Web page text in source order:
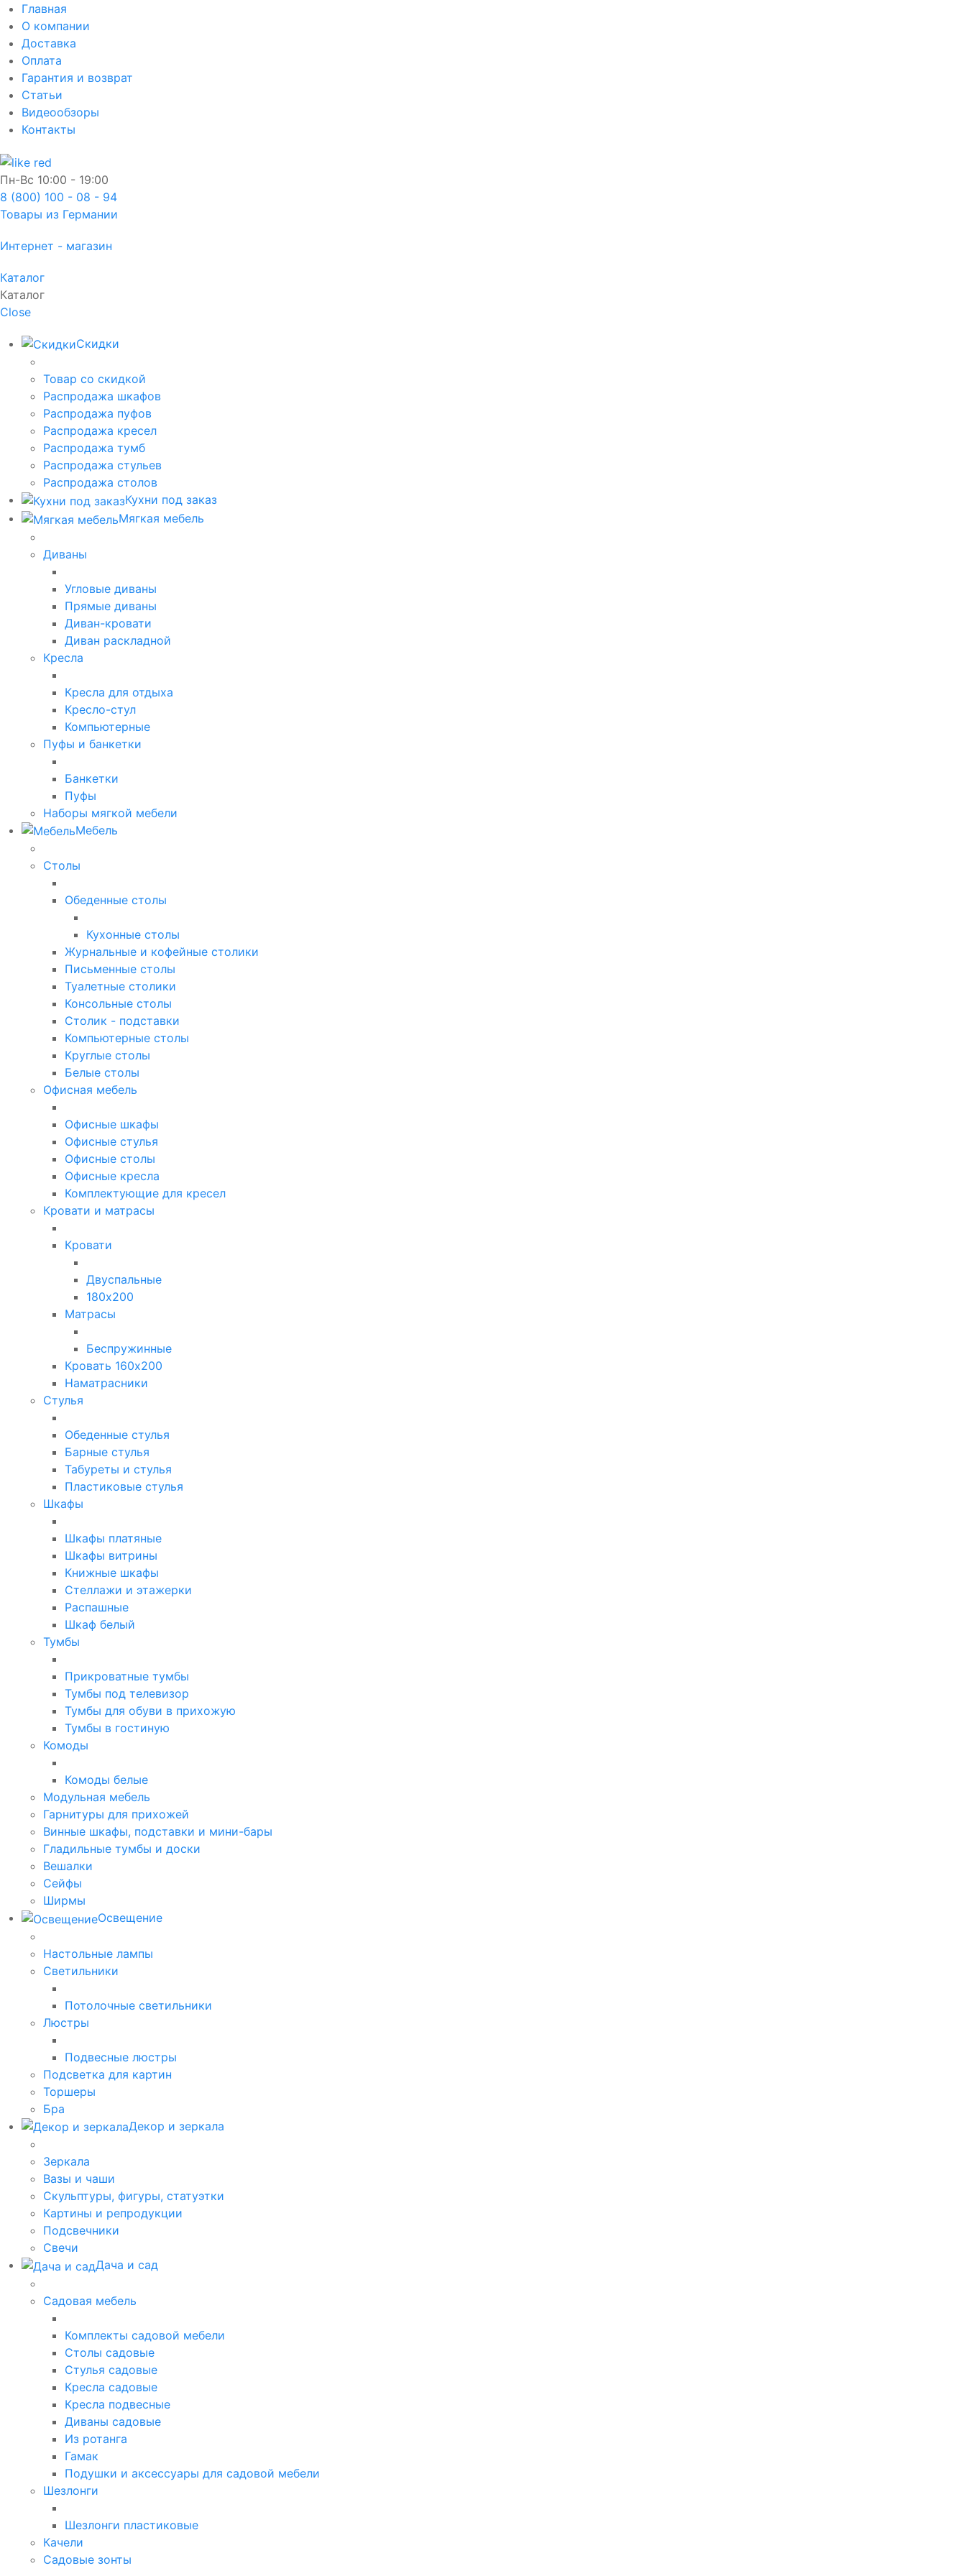
Главная
О компании
Доставка
Оплата
Гарантия и возврат
Статьи
Видеообзоры
Контакты
Пн-Вс 10:00 - 19:00
8 (800) 100 - 08 - 94
Товары из Германии
Интернет - магазин
Каталог
Каталог
Close
Скидки
Товар со скидкой
Распродажа шкафов
Распродажа пуфов
Распродажа кресел
Распродажа тумб
Распродажа стульев
Распродажа столов
Кухни под заказ
Мягкая мебель
Диваны
Угловые диваны
Прямые диваны
Диван-кровати
Диван раскладной
Кресла
Кресла для отдыха
Кресло-стул
Компьютерные
Пуфы и банкетки
Банкетки
Пуфы
Наборы мягкой мебели
Мебель
Столы
Обеденные столы
Кухонные столы
Журнальные и кофейные столики
Письменные столы
Туалетные столики
Консольные столы
Столик - подставки
Компьютерные столы
Круглые столы
Белые столы
Офисная мебель
Офисные шкафы
Офисные стулья
Офисные столы
Офисные кресла
Комплектующие для кресел
Кровати и матрасы
Кровати
Двуспальные
180х200
Матрасы
Беспружинные
Кровать 160х200
Наматрасники
Стулья
Обеденные стулья
Барные стулья
Табуреты и стулья
Пластиковые стулья
Шкафы
Шкафы платяные
Шкафы витрины
Книжные шкафы
Стеллажи и этажерки
Распашные
Шкаф белый
Тумбы
Прикроватные тумбы
Тумбы под телевизор
Тумбы для обуви в прихожую
Тумбы в гостиную
Комоды
Комоды белые
Модульная мебель
Гарнитуры для прихожей
Винные шкафы, подставки и мини-бары
Гладильные тумбы и доски
Вешалки
Сейфы
Ширмы
Освещение
Настольные лампы
Светильники
Потолочные светильники
Люстры
Подвесные люстры
Подсветка для картин
Торшеры
Бра
Декор и зеркала
Зеркала
Вазы и чаши
Скульптуры, фигуры, статуэтки
Картины и репродукции
Подсвечники
Свечи
Дача и сад
Садовая мебель
Комплекты садовой мебели
Столы садовые
Стулья садовые
Кресла садовые
Кресла подвесные
Диваны садовые
Из ротанга
Гамак
Подушки и аксессуары для садовой мебели
Шезлонги
Шезлонги пластиковые
Качели
Садовые зонты